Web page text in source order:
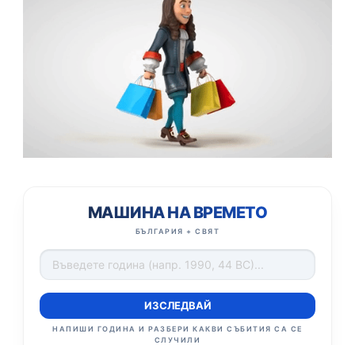
МАШИНА НА ВРЕМЕТО
БЪЛГАРИЯ + СВЯТ
ИЗСЛЕДВАЙ
НАПИШИ ГОДИНА И РАЗБЕРИ КАКВИ СЪБИТИЯ СА СЕ
СЛУЧИЛИ